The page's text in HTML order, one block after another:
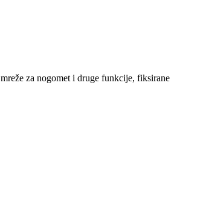
za nogomet i druge funkcije, fiksirane